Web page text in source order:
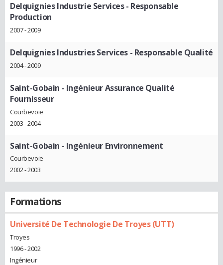
Delquignies Industrie Services- Responsable
Production
2007 - 2009
Delquignies Industries Services- Responsable Qualité
2004 - 2009
Saint-Gobain - Ingénieur Assurance Qualité
Fournisseur
Courbevoie
2003 - 2004
Saint-Gobain - Ingénieur Environnement
Courbevoie
2002 - 2003
Formations
Université De Technologie De Troyes (UTT)
Troyes
1996 - 2002
Ingénieur